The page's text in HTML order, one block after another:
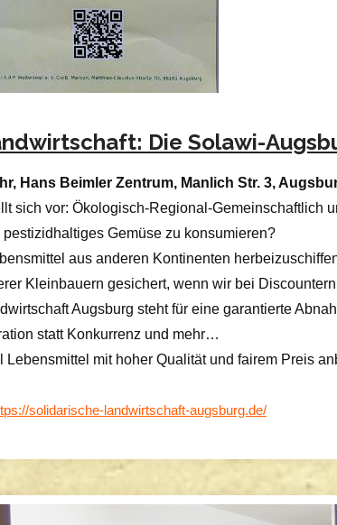
Die Solawi-
Hans Beimler Zentrum, Manlich Str. 3,
sich vor: Ökologisch-Regional-Gemeinschaftlich
Gemüse zu konsumieren?
aus anderen Kontinenten
Kleinbauern gesichert, wenn wir bei
Augsburg steht für eine garantierte
statt Konkurrenz und mehr…
mit hoher Qualität und fairem Preis
solidarische-landwirtschaft-augsburg.de/